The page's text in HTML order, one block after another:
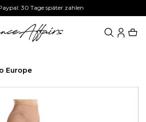
30 Tage später zahlen
Europe